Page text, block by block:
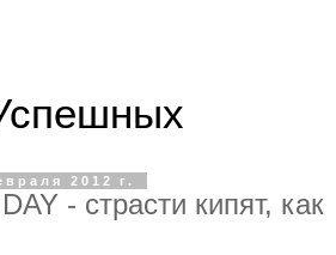
2012 г.
- страсти кипят, как